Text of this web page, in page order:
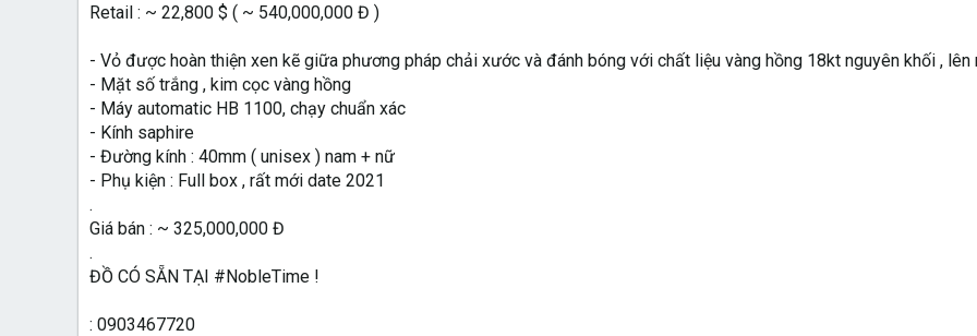
Retail : ~ 22,800 $ ( ~ 540,000,000 Đ )
- Vỏ được hoàn thiện xen kẽ giữa phương pháp chải xước và đánh bóng với chất liệu vàng hồng 18kt nguyên khối ,
- Mặt số trắng , kim cọc vàng hồng
- Máy automatic HB 1100, chạy chuẩn xác
- Kính saphire
- Đường kính : 40mm ( unisex ) nam + nữ
- Phụ kiện : Full box , rất mới date 2021
.
Giá bán : ~ 325,000,000 Đ
.
ĐỒ CÓ SẴN TẠI #NobleTime !
: 0903467720